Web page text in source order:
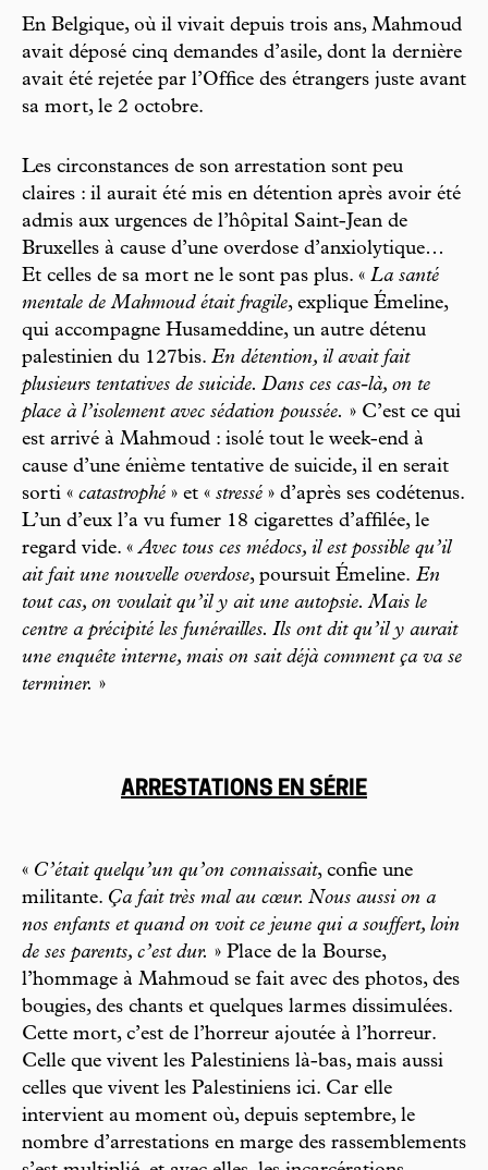
En Belgique, où il vivait depuis trois ans, Mahmoud
avait déposé cinq demandes d’asile, dont la dernière
avait été rejetée par l’Office des étrangers juste avant
sa mort, le 2 octobre.
Les circonstances de son arrestation sont peu
claires : il aurait été mis en détention après avoir été
admis aux urgences de l’hôpital Saint-Jean de
Bruxelles à cause d’une overdose d’anxiolytique…
Et celles de sa mort ne le sont pas plus. « La santé
mentale de Mahmoud était fragile, explique Émeline,
qui accompagne Husameddine, un autre détenu
palestinien du 127bis. En détention, il avait fait
plusieurs tentatives de suicide. Dans ces cas-là, on te
place à l’isolement avec sédation poussée. » C’est ce qui
est arrivé à Mahmoud : isolé tout le week-end à
cause d’une énième tentative de suicide, il en serait
sorti « catastrophé » et « stressé » d’après ses codétenus.
L’un d’eux l’a vu fumer 18 cigarettes d’affilée, le
regard vide. «Avec tous ces médocs, il est possible qu’il
ait fait une nouvelle overdose, poursuit Émeline. En
tout cas, on voulait qu’il y ait une autopsie. Mais le
centre a précipité les funérailles. Ils ont dit qu’il y aurait
une enquête interne, mais on sait déjà comment ça va se
terminer. »
ARRESTATIONS EN SÉRIE
« C’était quelqu’un qu’on connaissait, confie une
militante. Ça fait très mal au cœur. Nous aussi on a
nos enfants et quand on voit ce jeune qui a souffert, loin
de ses parents, c’est dur. » Place de la Bourse,
l’hommage à Mahmoud se fait avec des photos, des
bougies, des chants et quelques larmes dissimulées.
Cette mort, c’est de l’horreur ajoutée à l’horreur.
Celle que vivent les Palestiniens là-bas, mais aussi
celles que vivent les Palestiniens ici. Car elle
intervient au moment où, depuis septembre, le
nombre d’arrestations en marge des rassemblements